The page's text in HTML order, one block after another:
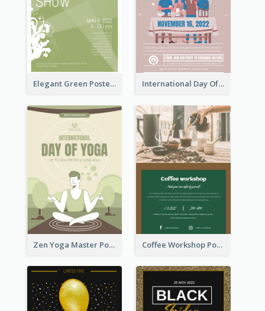
Elegant Green Poster Design For Charity Show International Day Of Tolerance Party Poster
Zen Yoga Master Poster Design Ideas Coffee Workshop Poster